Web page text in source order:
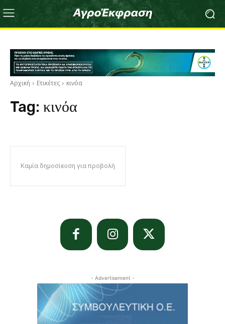
Αρχική Ετικέτες κινόα
Tag: κινόα
Καμία δημοσίευση για προβολή
- Advertisement -